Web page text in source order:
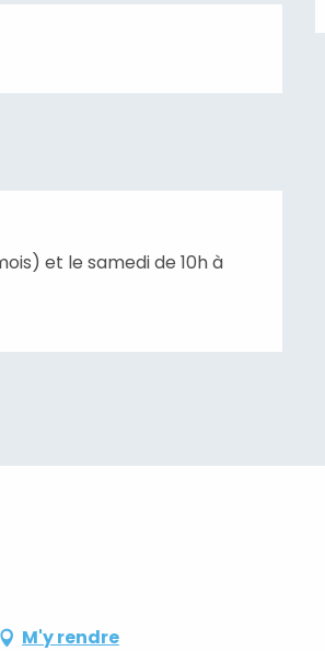
et le samedi de 10h à
M'y rendre